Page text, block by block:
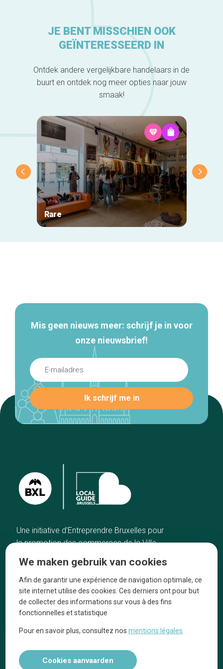
JE BENT MISSCHIEN OOK
GEÏNTERESSEERD IN
Ontdek andere vergelijkbare handelaars in de
buurt en ontdek nog meer opties naar jouw
smaak!
Rare
Mis geen nieuws meer: schrijf je in voor
onze nieuwsbrief!
Une initiative d’Entreprendre Bruxelles pour
la promotion des commerces de la Ville
Home
De beste adressen
Blog
Winkelwijken
Tops 10
De ambachtslieden
Over ons
Ze praten over ons!
kennisgevingen
We maken gebruik van cookies
Afin de garantir une expérience de navigation optimale, ce
site internet utilise des cookies. Ces derniers ont pour but
de collecter des informations sur vous à des fins
fonctionnelles et statistique
Pour en savoir plus, consultez nosmentions légales
Cookies aanvaarden